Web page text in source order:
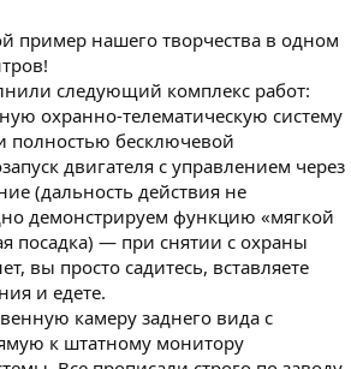
пример нашего творчества в одном
следующий комплекс работ:
охранно-телематическую систему
полностью бесключевой
двигателя с управлением через
(дальность действия не
демонстрируем функцию «мягкой
посадка) — при снятии с охраны
вы просто садитесь, вставляете
и едете.
камеру заднего вида с
к штатному монитору